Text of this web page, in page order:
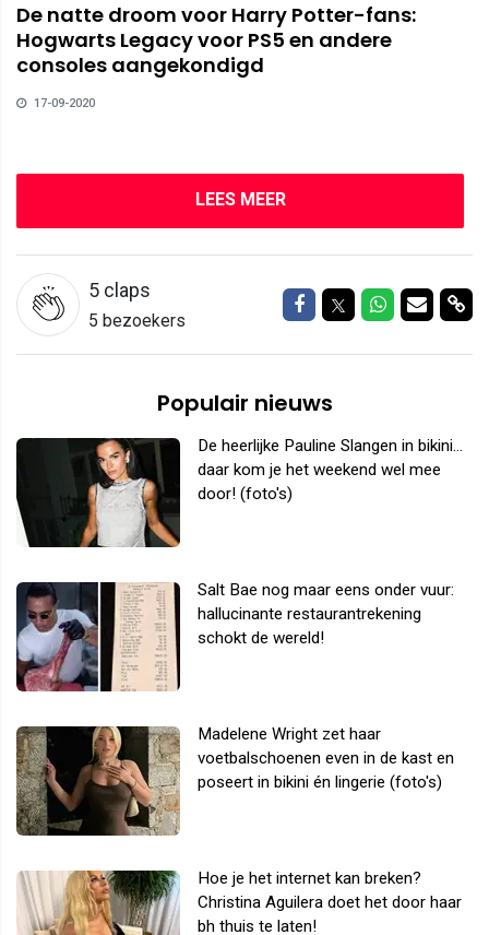
De natte droom voor Harry Potter-fans:
Hogwarts Legacy voor PS5 en andere
consoles aangekondigd
17-09-2020
LEES MEER
5 claps
5 bezoekers
Delen op Facebook
Delen op Twitter
Delen op
Delen
Populair nieuws
De heerlijke Pauline Slangen in bikini...
daar kom je het weekend wel mee
door! (foto's)
Salt Bae nog maar eens onder vuur:
hallucinante restaurantrekening
schokt de wereld!
Madelene Wright zet haar
voetbalschoenen even in de kast en
poseert in bikini én lingerie (foto's)
Hoe je het internet kan breken?
Christina Aguilera doet het door haar
bh thuis te laten!